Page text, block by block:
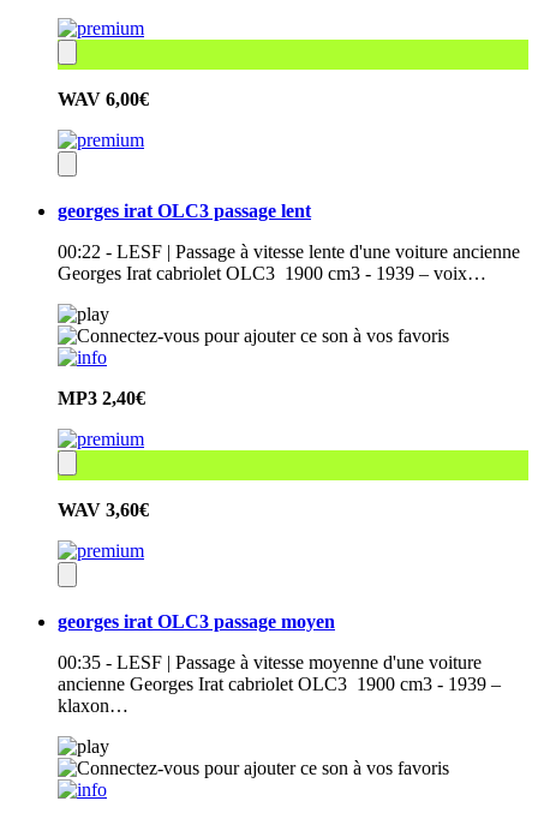
WAV 6,00€
georges irat OLC3 passage lent
00:22 - LESF | Passage à vitesse lente d'une voiture ancienne
Georges Irat cabriolet OLC3 1900 cm3 - 1939 – voix…
MP3 2,40€
WAV 3,60€
georges irat OLC3 passage moyen
00:35 - LESF | Passage à vitesse moyenne d'une voiture
ancienne Georges Irat cabriolet OLC3 1900 cm3 - 1939 –
klaxon…